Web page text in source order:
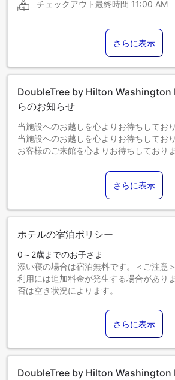
チェックアウト最終時間 11:00 AM
さらに表示
DoubleTree by Hilton
らのお知らせ
当施設へのお越しを心よりお待ちしており
当施設へのお越しを心よりお待ちしており
お客様のご来館を心よりお待ちしておりま
さらに表示
ホテルの宿泊ポリシー
0～2歳までのお子さま
添い寝の場合は宿泊無料です。＜ご注意
利用には追加料金が発生する場合があり
否は空き状況によります。
添い寝の場合は宿泊無料です。
18歳以上のゲストは大人とみなされます。
エキストラベッドの追加可否は、お部屋
ます。各部屋タイプ欄の記載をご確認く
さらに表示
DoubleTree by Hilton